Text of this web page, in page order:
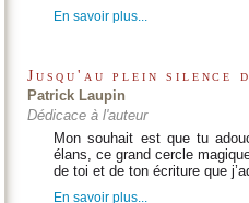
En savoir plus...
Jusqu'au plein silence
Patrick Laupin
Dédicace à l'auteur
Mon souhait est que tu
élans, ce grand cercle
de toi et de ton écriture que
En savoir plus...